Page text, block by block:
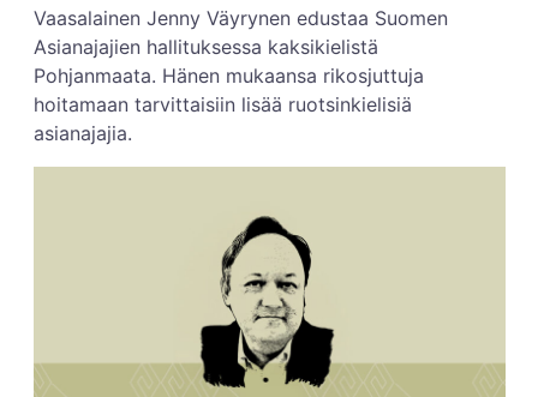
Vaasalainen Jenny Väyrynen edustaa Suomen
Asianajajien hallituksessa kaksikielistä
Pohjanmaata. Hänen mukaansa rikosjuttuja
hoitamaan tarvittaisiin lisää ruotsinkielisiä
asianajajia.